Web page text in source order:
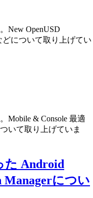
New OpenUSD
どについて取り上げてい
Mobile & Console 最適
いて取り上げていま
た Android
Managerについ